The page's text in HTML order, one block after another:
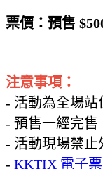
票價：預售
注意事項：
- 活動為全場站
- 預售一經完售
- 活動現場禁止
- KKTIX 電子票